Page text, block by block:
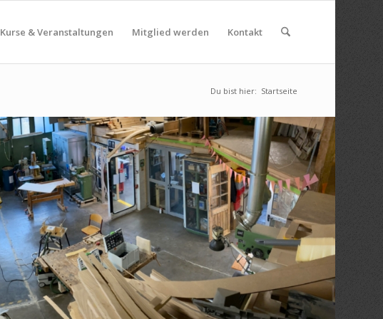
Kurse & Veranstaltungen Mitglied werden Kontakt
Du bist hier: Startseite